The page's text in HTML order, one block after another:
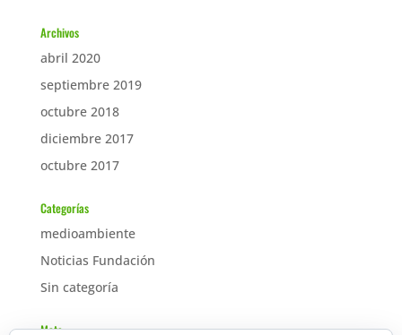
Archivos
abril 2020
septiembre 2019
octubre 2018
diciembre 2017
octubre 2017
Categorías
medioambiente
Noticias Fundación
Sin categoría
Meta